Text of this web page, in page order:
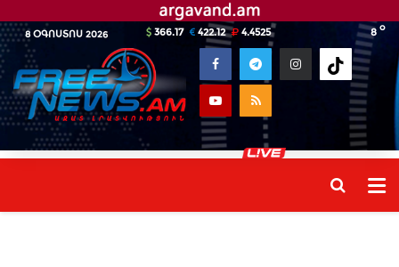
8 ՕԳՈՍՏՈՍ 2026 8 o
366.17 422.12 4.4525